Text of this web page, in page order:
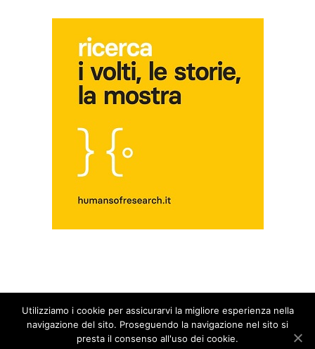
© Copyright 2014 - 2026 - Blog Fuori dal Giro | All Rights Reserved |Privacy &
Cookie Policy
Utilizziamo i cookie per assicurarvi la migliore esperienza nella
navigazione del sito. Proseguendo la navigazione nel sito si
presta il consenso all'uso dei cookie.